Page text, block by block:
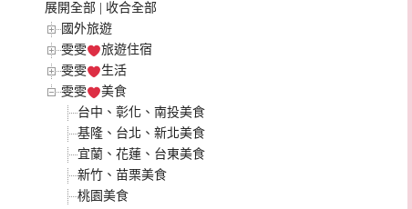
展開全部
收合全部
國外旅遊
雯雯
旅遊住宿
雯雯
生活
雯雯
美食
台中、彰化、南投美食
基隆、台北、新北美食
宜蘭、花蓮、台東美食
新竹、苗栗美食
桃園美食